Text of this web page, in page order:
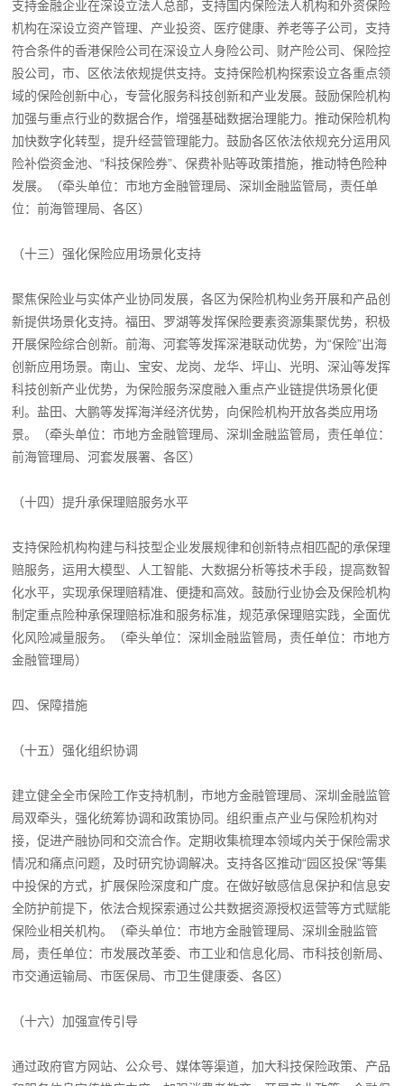
支持金融企业在深设立法人总部，支持国内保险法人机构和外资保险
机构在深设立资产管理、产业投资、医疗健康、养老等子公司，支持
符合条件的香港保险公司在深设立人身险公司、财产险公司、保险控
股公司，市、区依法依规提供支持。支持保险机构探索设立各重点领
域的保险创新中心，专营化服务科技创新和产业发展。鼓励保险机构
加强与重点行业的数据合作，增强基础数据治理能力。推动保险机构
加快数字化转型，提升经营管理能力。鼓励各区依法依规充分运用风
险补偿资金池、“科技保险券”、保费补贴等政策措施，推动特色险种
发展。（牵头单位：市地方金融管理局、深圳金融监管局，责任单
位：前海管理局、各区）
（十三）强化保险应用场景化支持
聚焦保险业与实体产业协同发展，各区为保险机构业务开展和产品创
新提供场景化支持。福田、罗湖等发挥保险要素资源集聚优势，积极
开展保险综合创新。前海、河套等发挥深港联动优势，为“保险”出海
创新应用场景。南山、宝安、龙岗、龙华、坪山、光明、深汕等发挥
科技创新产业优势，为保险服务深度融入重点产业链提供场景化便
利。盐田、大鹏等发挥海洋经济优势，向保险机构开放各类应用场
景。（牵头单位：市地方金融管理局、深圳金融监管局，责任单位：
前海管理局、河套发展署、各区）
（十四）提升承保理赔服务水平
支持保险机构构建与科技型企业发展规律和创新特点相匹配的承保理
赔服务，运用大模型、人工智能、大数据分析等技术手段，提高数智
化水平，实现承保理赔精准、便捷和高效。鼓励行业协会及保险机构
制定重点险种承保理赔标准和服务标准，规范承保理赔实践，全面优
化风险减量服务。（牵头单位：深圳金融监管局，责任单位：市地方
金融管理局）
四、保障措施
（十五）强化组织协调
建立健全全市保险工作支持机制，市地方金融管理局、深圳金融监管
局双牵头，强化统筹协调和政策协同。组织重点产业与保险机构对
接，促进产融协同和交流合作。定期收集梳理本领域内关于保险需求
情况和痛点问题，及时研究协调解决。支持各区推动“园区投保”等集
中投保的方式，扩展保险深度和广度。在做好敏感信息保护和信息安
全防护前提下，依法合规探索通过公共数据资源授权运营等方式赋能
保险业相关机构。（牵头单位：市地方金融管理局、深圳金融监管
局，责任单位：市发展改革委、市工业和信息化局、市科技创新局、
市交通运输局、市医保局、市卫生健康委、各区）
（十六）加强宣传引导
通过政府官方网站、公众号、媒体等渠道，加大科技保险政策、产品